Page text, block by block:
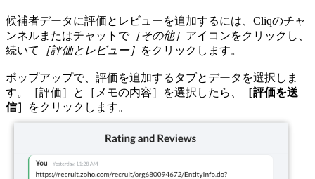
候補者データに評価とレビューを追加するには、Cliqのチャ
ンネルまたはチャットで［その他］ アイコンをクリックし、
続いて
［評価とレビュー］ をクリックします。
ポップアップで、評価を追加するタブとデータを選択しま
す。［評価］と［メモの内容］を選択したら、
［評価を送
信］
をクリックします。